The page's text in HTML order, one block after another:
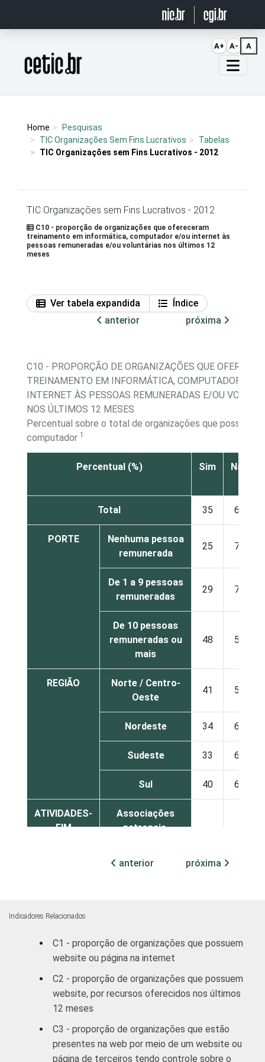
Página inicial
Home
Pesquisas
TIC Organizações Sem Fins Lucrativos
Tabelas
TIC Organizações sem Fins Lucrativos - 2012
TIC Organizações sem Fins Lucrativos - 2012
C10 - proporção de organizações que ofereceram
treinamento em informática, computador e/ou internet às
pessoas remuneradas e/ou voluntárias nos últimos 12
meses
Ver tabela expandida
Índice
anterior
próxima
C10 - PROPORÇÃO DE ORGANIZAÇÕES QUE
TREINAMENTO EM INFORMÁTICA, COMPUTADOR E/OU
INTERNET ÀS PESSOAS REMUNERADAS E/OU
NOS ÚLTIMOS 12 MESES
Percentual sobre o total de organizações que possuem
computador 1
Percentual (%) Sim
Não
Total 35 64
PORTE
Nenhuma pessoa
remunerada
25 74
De 1 a 9 pessoas
remuneradas
29 70
De 10 pessoas
remuneradas ou
mais
48 52
REGIÃO
Norte / Centro-
Oeste
41 59
Nordeste 34 66
Sudeste 33 66
Sul 40 60
ATIVIDADES-
FIM
Associações
patronais,
e defesa de
direitos
36 64
Religião 36 63
1Base: 2.288 organizações sem fins
anterior próxima
Indicadores Relacionados
C1 - proporção de organizações que possuem
website ou página na internet
C2 - proporção de organizações que possuem
website, por recursos oferecidos nos últimos
12 meses
C3 - proporção de organizações que estão
presentes na web por meio de um website ou
página de terceiros tendo controle sobre o
A+ A- A